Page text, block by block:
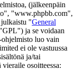
(jälkeenpäin
"www.phpbb.com",
"General
ja se voidaan
luo vain
ei ole vastuussa
ja/tai
osoitteessa: